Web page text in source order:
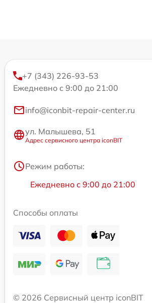
+7 (343) 226-93-53
Ежедневно с 9:00 до 21:00
info@iconbit-repair-center.ru
ул. Малышева, 51
Адрес сервисного центра iconBIT
Режим работы:
Ежедневно с 9:00 до 21:00
Способы оплаты
© 2026 Сервисный центр iconBIT